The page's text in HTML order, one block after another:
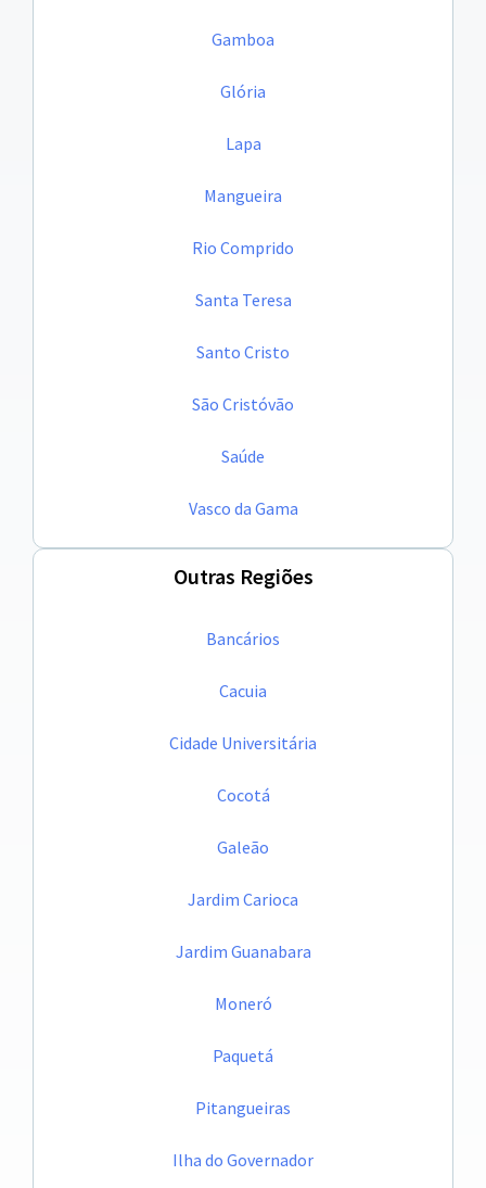
Gamboa
Glória
Lapa
Mangueira
Rio Comprido
Santa Teresa
Santo Cristo
São Cristóvão
Saúde
Vasco da Gama
Outras Regiões
Bancários
Cacuia
Cidade Universitária
Cocotá
Galeão
Jardim Carioca
Jardim Guanabara
Moneró
Paquetá
Pitangueiras
Ilha do Governador